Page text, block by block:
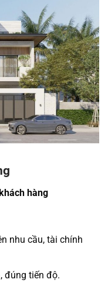
hàng
nhu cầu, tài chính
đúng tiến độ.